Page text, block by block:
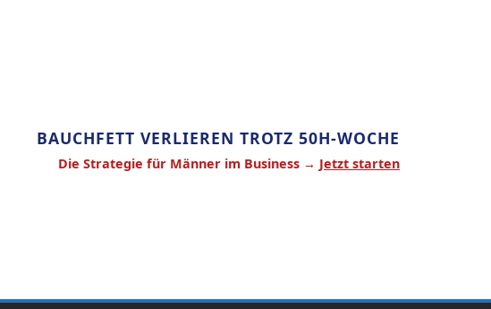
BAUCHFETT VERLIEREN TROTZ 50H-WOCHE
Die Strategie für Männer im Business → Jetzt starten